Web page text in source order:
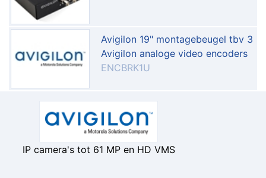
Avigilon 19" montagebeugel tbv 3
Avigilon analoge video encoders
ENCBRK1U
IP camera's tot 61 MP en HD VMS